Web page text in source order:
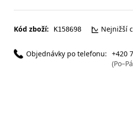
Kód zboží: K158698 Nejnižší
Objednávky po telefonu: +420